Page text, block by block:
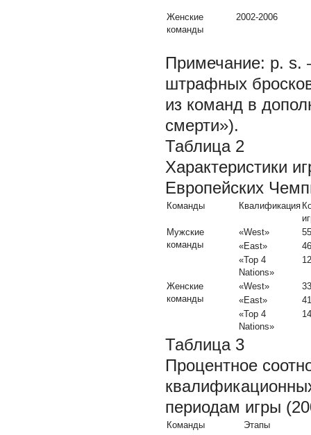
Женские
команды
2002-2006
Примечание: p. s.
штрафных
из команд в
смерти»).
Таблица 2
Характеристики
Европейских
Команды Квалификация
Мужские
команды
«West»
55
«East»
46
«Top 4
Nations»
12
Женские
команды
«West»
33
«East»
41
«Top 4
Nations»
14
Таблица 3
Процентное
периодам игры
Команды Этапы